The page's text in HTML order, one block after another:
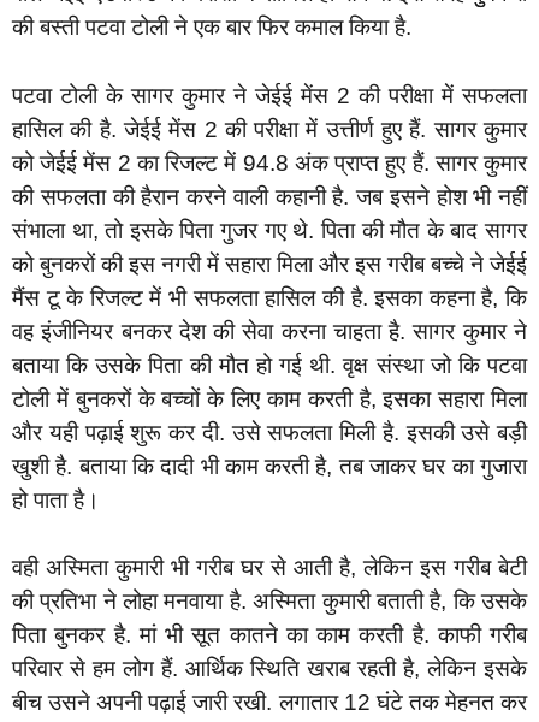
की बस्ती पटवा टोली ने एक बार फिर कमाल किया है.
पटवा टोली के सागर कुमार ने जेईई मेंस 2 की परीक्षा में सफलता
हासिल की है. जेईई मेंस 2 की परीक्षा में उत्तीर्ण हुए हैं. सागर कुमार
को जेईई मेंस 2 का रिजल्ट में 94.8 अंक प्राप्त हुए हैं. सागर कुमार
की सफलता की हैरान करने वाली कहानी है. जब इसने होश भी नहीं
संभाला था, तो इसके पिता गुजर गए थे. पिता की मौत के बाद सागर
को बुनकरों की इस नगरी में सहारा मिला और इस गरीब बच्चे ने जेईई
मैंस टू के रिजल्ट में भी सफलता हासिल की है. इसका कहना है, कि
वह इंजीनियर बनकर देश की सेवा करना चाहता है. सागर कुमार ने
बताया कि उसके पिता की मौत हो गई थी. वृक्ष संस्था जो कि पटवा
टोली में बुनकरों के बच्चों के लिए काम करती है, इसका सहारा मिला
और यही पढ़ाई शुरू कर दी. उसे सफलता मिली है. इसकी उसे बड़ी
खुशी है. बताया कि दादी भी काम करती है, तब जाकर घर का गुजारा
हो पाता है।
वही अस्मिता कुमारी भी गरीब घर से आती है, लेकिन इस गरीब बेटी
की प्रतिभा ने लोहा मनवाया है. अस्मिता कुमारी बताती है, कि उसके
पिता बुनकर है. मां भी सूत कातने का काम करती है. काफी गरीब
परिवार से हम लोग हैं. आर्थिक स्थिति खराब रहती है, लेकिन इसके
बीच उसने अपनी पढ़ाई जारी रखी. लगातार 12 घंटे तक मेहनत कर